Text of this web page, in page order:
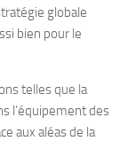
globale
bien pour le
telles que la
l’équipement des
aux aléas de la